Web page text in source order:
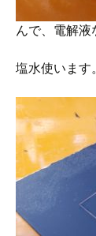
んで、電解液
塩水使います